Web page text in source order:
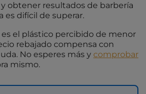
obtener resultados de barbería
es difícil de superar.
es el plástico percibido de menor
rebajado compensa con
No esperes más y comprobar
mismo.